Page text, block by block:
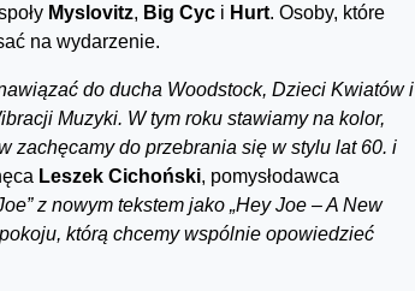
Myslovitz, Big Cyc i Hurt. Osoby, które
na wydarzenie.
do ducha Woodstock, Dzieci Kwiatów i
Muzyki. W tym roku stawiamy na kolor,
zachęcamy do przebrania się w stylu lat 60. i
Leszek Cichoński, pomysłodawca
z nowym tekstem jako „Hey Joe – A New
którą chcemy wspólnie opowiedzieć